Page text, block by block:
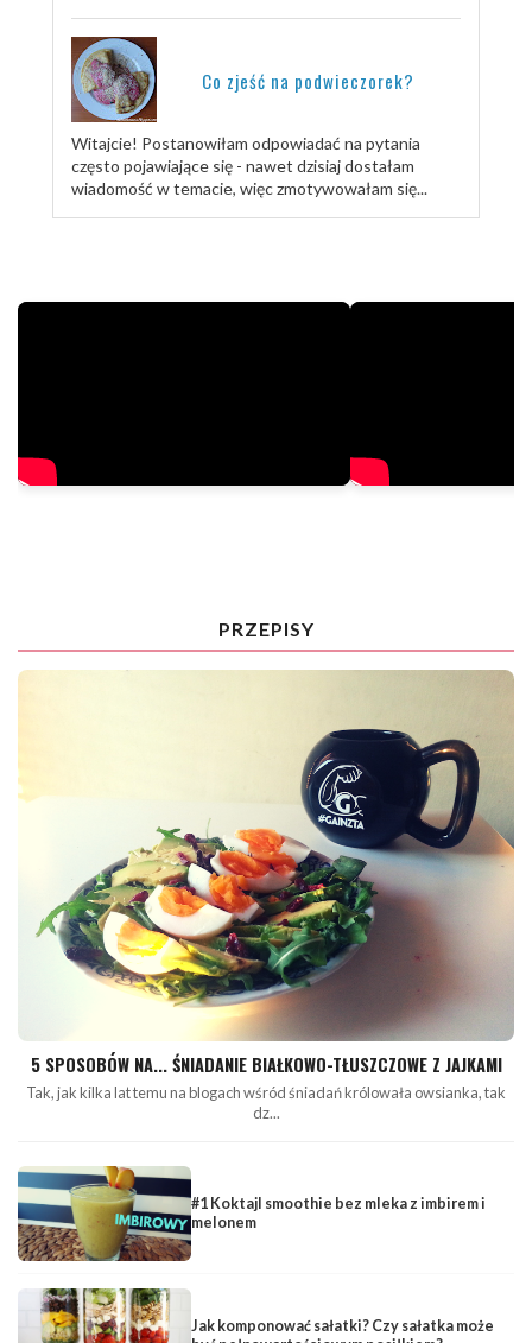
Co zjeść na podwieczorek?
Witajcie! Postanowiłam odpowiadać na pytania
często pojawiające się - nawet dzisiaj dostałam
wiadomość w temacie, więc zmotywowałam się...
PRZEPISY
5 SPOSOBÓW NA... ŚNIADANIE BIAŁKOWO-TŁUSZCZOWE Z JAJKAMI
Tak, jak kilka lat temu na blogach wśród śniadań królowała owsianka, tak
dz...
#1 Koktajl smoothie bez mleka z imbirem i
melonem
Jak komponować sałatki? Czy sałatka może